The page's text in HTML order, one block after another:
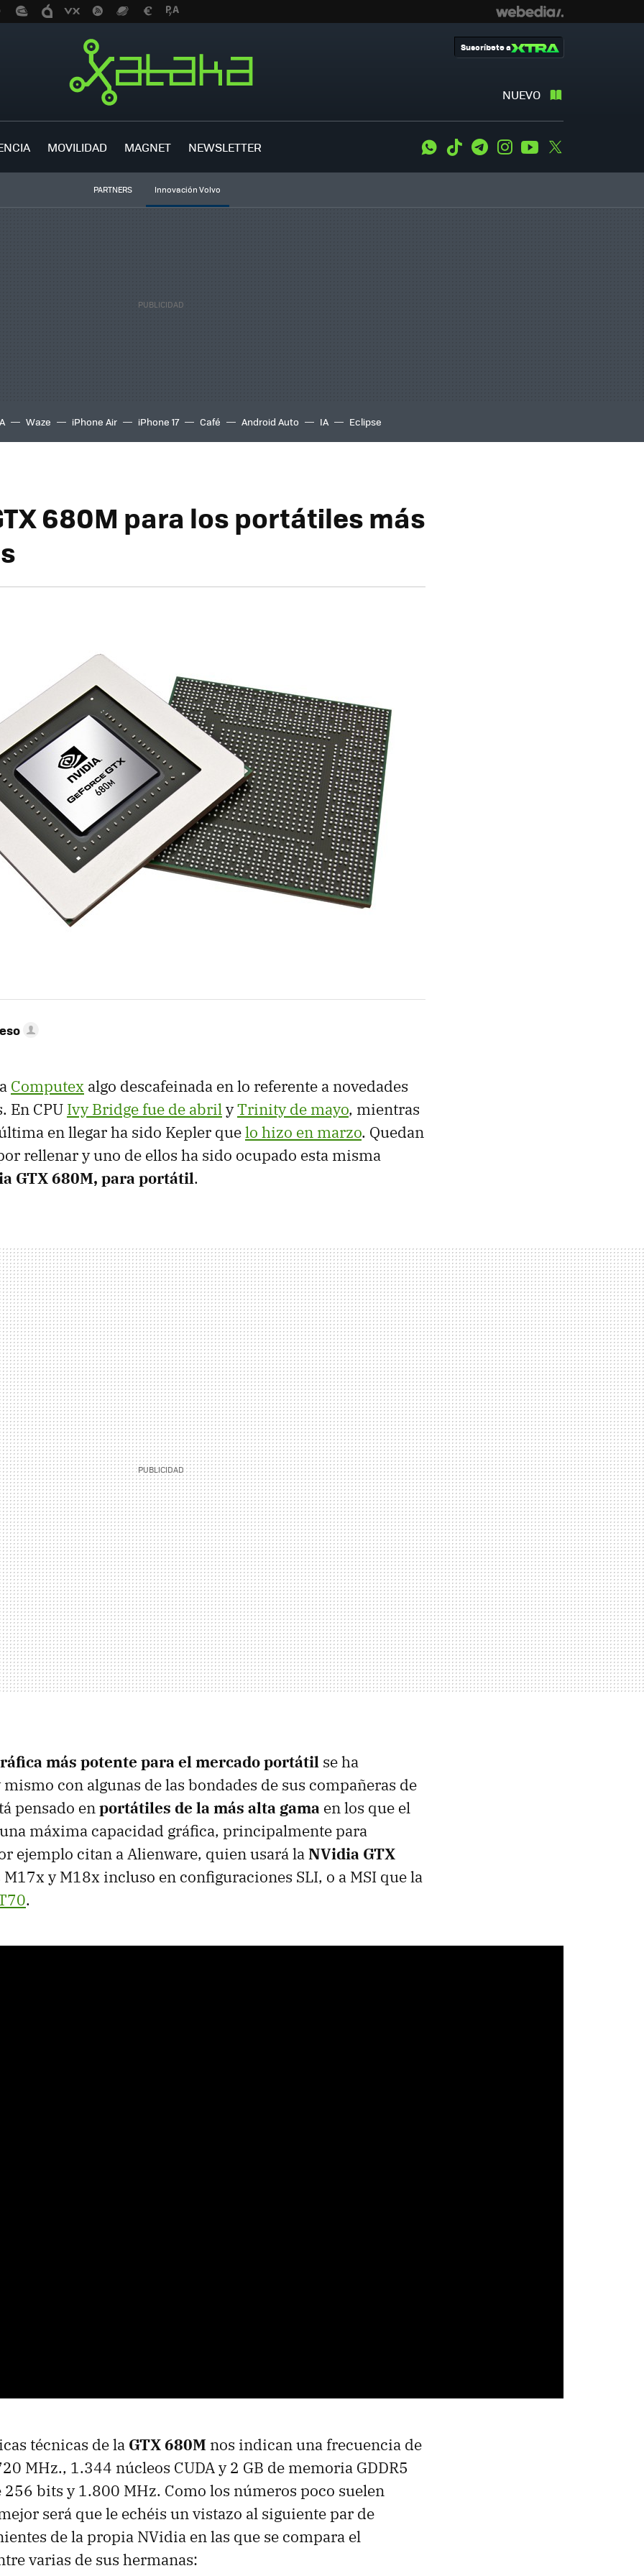
NUEVO
Suscríbete a
MOVILIDAD MAGNET NEWSLETTER WhatsApp
Tiktok TelegramInstagramYoutube
PARTNERS Innovación Volvo
Waze iPhone Air iPhone 17 Café Android Auto IA Eclipse
680M para los portátiles más
Computex algo descafeinada en lo referente a novedades
En CPU Ivy Bridge fue de abrilyTrinity de mayo, mientras
en llegar ha sido Kepler quelo hizo en marzo. Quedan
rellenar y uno de ellos ha sido ocupado esta misma
GTX680M, para portátil.
más potente para el mercado portátil se ha
con algunas de las bondades de sus compañeras de
pensado enportátiles de la más alta gama en los que el
máxima capacidad gráfica, principalmente para
ejemplo citan a Alienware, quien usará laNVidia GTX
y M18x incluso en configuraciones SLI, o a MSI que la
.
técnicas de la GTX680M nos indican una frecuencia de
MHz., 1.344 núcleos CUDAy 2 GB de memoria GDDR5
bits y 1.800 MHz. Como los números poco suelen
será que le echéis un vistazo al siguiente par de
de la propia NVidia en las que se compara el
varias de sus hermanas: